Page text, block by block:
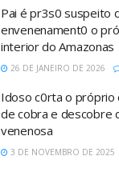
Pai é pr3s0 suspeito
envenenament0 o
interior do Amazonas
26 DE JANEIRO DE 2026
Idoso c0rta o próprio
de cobra e descobre
venenosa
3 DE NOVEMBRO DE 2025